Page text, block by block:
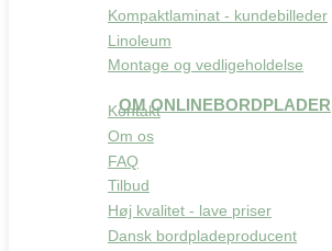
Kompaktlaminat - kundebilleder
Linoleum
Montage og vedligeholdelse
OM ONLINEBORDPLADER
Kontakt
Om os
FAQ
Tilbud
Høj kvalitet - lave priser
Dansk bordpladeproducent